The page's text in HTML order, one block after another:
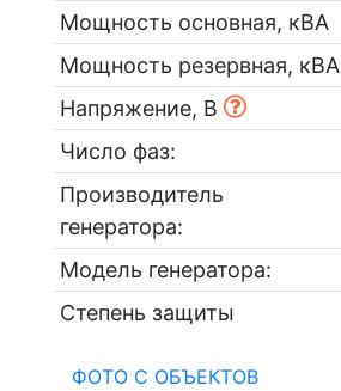
Мощность основная, кВА
Мощность резервная, кВА
Напряжение, В
Число фаз:
Производитель
генератора:
Модель генератора:
Степень защиты
ФОТО С ОБЪЕКТОВ